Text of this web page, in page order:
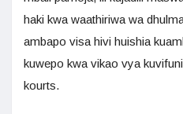
haki kwa waathiriwa wa
ambapo visa hivi huishia
kuwepo kwa vikao vya
kourts.